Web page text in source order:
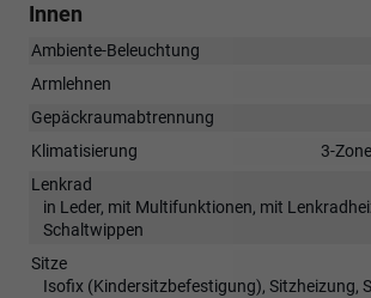
Innen
Ambiente-Beleuchtung
Armlehnen
Gepäckraumabtrennung
Klimatisierung
3-
Lenkrad
in Leder, mit Multifunktionen, mit
Schaltwippen
Sitze
Isofix (Kindersitzbefestigung), Sitzheizung,